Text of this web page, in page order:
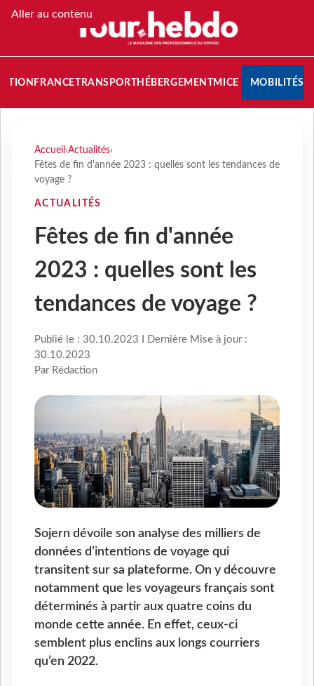
Aller au contenu
FRANCETRANSPORT HÉBERGEMENTMICE MOBILITÉS
Accueil ›Actualités›
Fêtes de fin d'année 2023 : quelles sont les tendances de
voyage ?
ACTUALITÉS
Fêtes de fin d'année
2023 : quelles sont les
tendances de voyage ?
Publié le : 30.10.2023 I Dernière Mise à jour :
30.10.2023
Par Rédaction
Sojern dévoile son analyse des milliers de
données d’intentions de voyage qui
transitent sur sa plateforme. On y découvre
notamment que les voyageurs français sont
déterminés à partir aux quatre coins du
monde cette année. En effet, ceux-ci
semblent plus enclins aux longs courriers
qu’en 2022.